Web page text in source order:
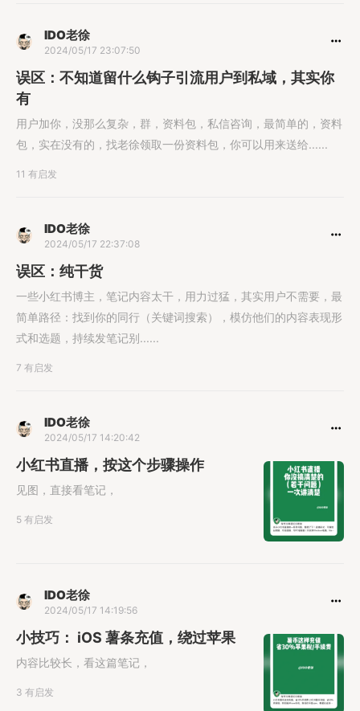
IDO老徐
2024/05/17 23:07:50
误区：不知道留什么钩子引流用户到私域，其实你
有
用户加你，没那么复杂，群，资料包，私信咨询，最简单的，资料
包，实在没有的，找老徐领取一份资料包，你可以用来送给......
11 有启发
IDO老徐
2024/05/17 22:37:08
误区：纯干货
一些小红书博主，笔记内容太干，用力过猛，其实用户不需要，最
简单路径：找到你的同行（关键词搜索），模仿他们的内容表现形
式和选题，持续发笔记别......
7 有启发
IDO老徐
2024/05/17 14:20:42
小红书直播，按这个步骤操作
见图，直接看笔记，
5 有启发
IDO老徐
2024/05/17 14:19:56
小技巧： iOS 薯条充值，绕过苹果
内容比较长，看这篇笔记，
3 有启发